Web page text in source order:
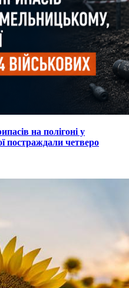
на полігоні у
постраждали четверо